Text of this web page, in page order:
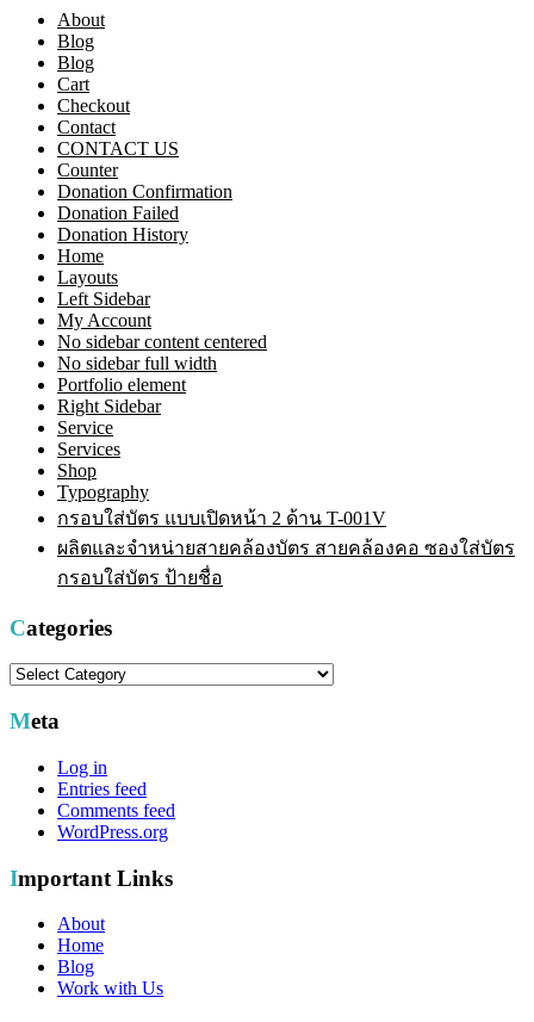
About
Blog
Blog
Cart
Checkout
Contact
CONTACT US
Counter
Donation Confirmation
Donation Failed
Donation History
Home
Layouts
Left Sidebar
My Account
No sidebar content centered
No sidebar full width
Portfolio element
Right Sidebar
Service
Services
Shop
Typography
กรอบใส่บัตร แบบเปิดหน้า 2 ด้าน T-001V
ผลิตและจำหน่ายสายคล้องบัตร สายคล้องคอ ซองใส่บัตร
กรอบใส่บัตร ป้ายชื่อ
Categories
Categories
Meta
Log in
Entries feed
Comments feed
WordPress.org
Important Links
About
Home
Blog
Work with Us